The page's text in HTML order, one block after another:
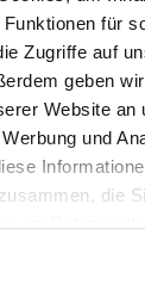
für
Zugriffe auf
geben
Website an
und
die
Stellen
Jobs.
E-Mail-Adresse